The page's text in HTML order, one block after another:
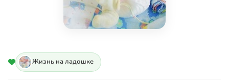
Жизнь на ладошке